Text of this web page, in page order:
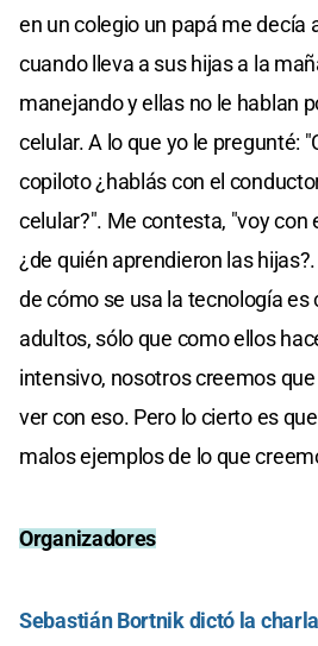
en un colegio un papá me decía
cuando lleva a sus hijas a la
manejando y ellas no le hablan
celular. A lo que yo le pregunté:
copiloto ¿hablás con el
celular?". Me contesta, "voy con
¿de quién aprendieron las
de cómo se usa la tecnología
adultos, sólo que como ellos
intensivo, nosotros creemos
ver con eso. Pero lo cierto es
malos ejemplos de lo que
Organizadores
Sebastián Bortnik dictó la